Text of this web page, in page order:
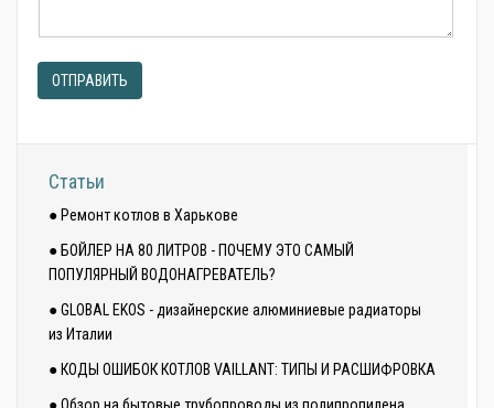
ОТПРАВИТЬ
Статьи
● Ремонт котлов в Харькове
● БОЙЛЕР НА 80 ЛИТРОВ - ПОЧЕМУ ЭТО САМЫЙ
ПОПУЛЯРНЫЙ ВОДОНАГРЕВАТЕЛЬ?
● GLOBAL EKOS - дизайнерские алюминиевые радиаторы
из Италии
● КОДЫ ОШИБОК КОТЛОВ VAILLANT: ТИПЫ И РАСШИФРОВКА